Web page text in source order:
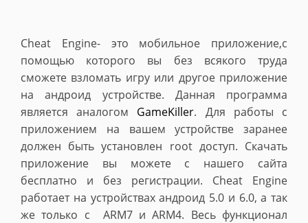
Cheat Engine- это мобильное приложение,с
помощью которого вы без всякого труда
сможете взломать игру или другое приложение
на андроид устройстве. Данная программа
является аналогом GameKiller. Для работы с
приложением на вашем устройстве заранее
должен быть установлен root доступ. Скачать
приложение вы можете с нашего сайта
бесплатно и без регистрации. Cheat Engine
работает на устройствах андроид 5.0 и 6.0, а так
же только с ARM7 и ARM4. Весь функционал